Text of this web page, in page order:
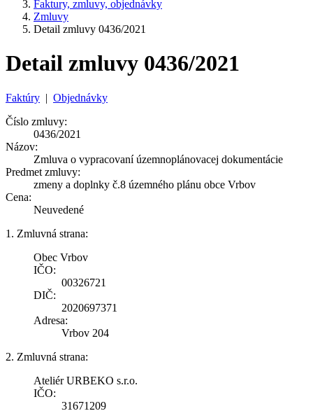
Faktury, zmluvy, objednávky
Zmluvy
Detail zmluvy 0436/2021
Detail zmluvy 0436/2021
Faktúry | Objednávky
Číslo zmluvy:
0436/2021
Názov:
Zmluva o vypracovaní územnoplánovacej dokumentácie
Predmet zmluvy:
zmeny a doplnky č.8 územného plánu obce Vrbov
Cena:
Neuvedené
1. Zmluvná strana:
Obec Vrbov
IČO:
00326721
DIČ:
2020697371
Adresa:
Vrbov 204
2. Zmluvná strana:
Ateliér URBEKO s.r.o.
IČO:
31671209